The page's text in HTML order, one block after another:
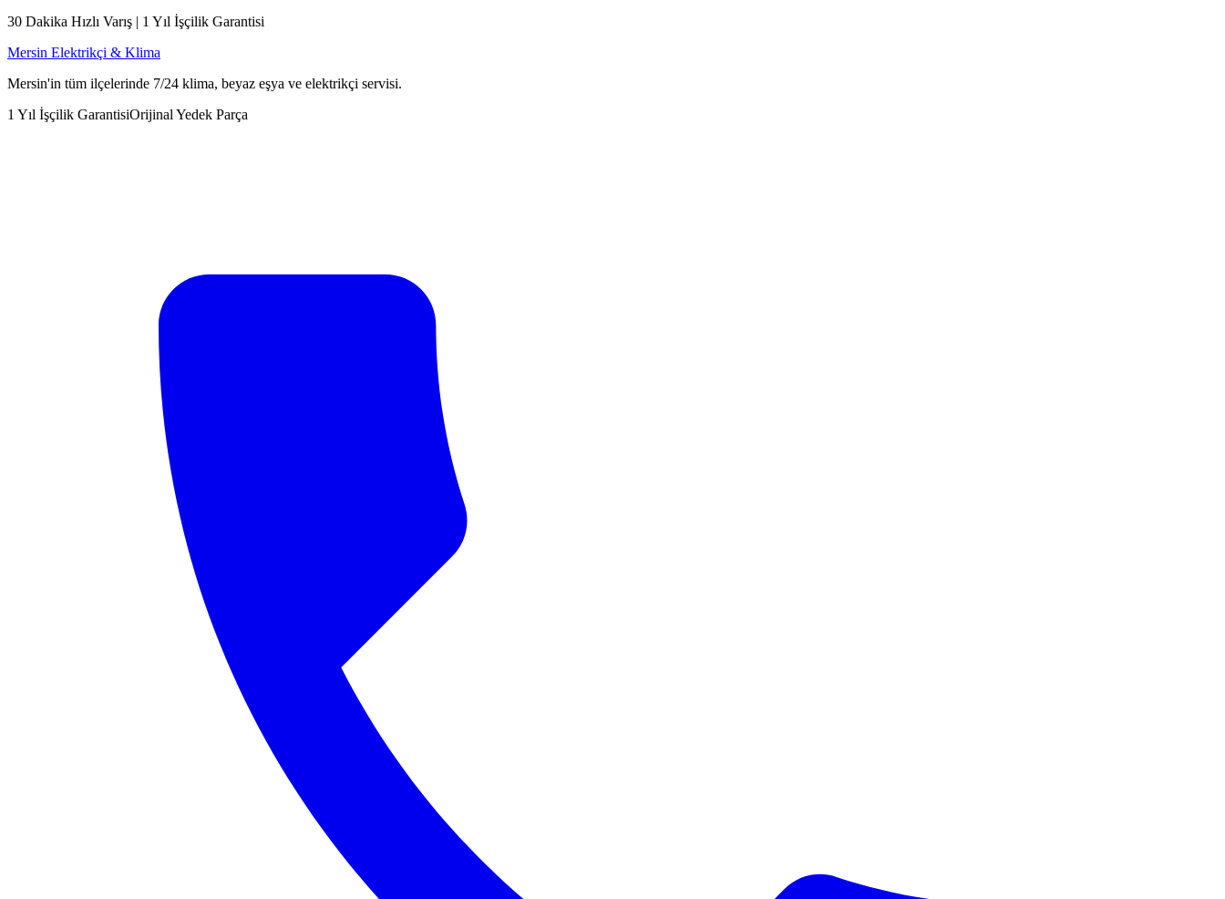
30 Dakika Hızlı Varış | 1 Yıl İşçilik Garantisi
Mersin Elektrikçi & Klima
Mersin'in tüm ilçelerinde 7/24 klima, beyaz eşya ve elektrikçi servisi.
1 Yıl İşçilik GarantisiOrijinal Yedek Parça